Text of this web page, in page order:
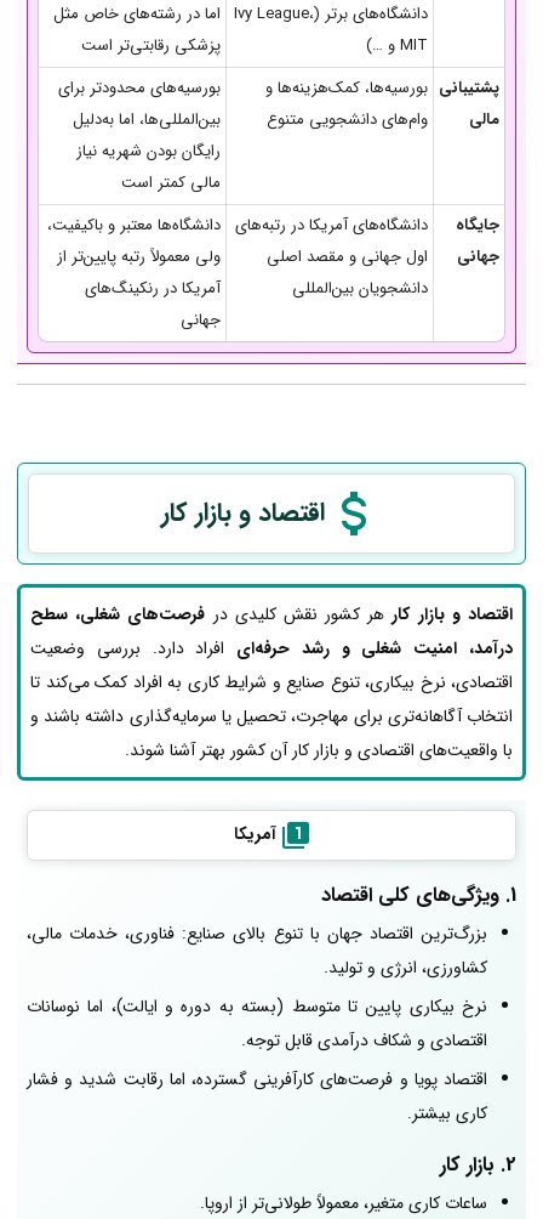
دانشگاه‌های برتر (Ivy League،
MIT و …)
اما در رشته‌های خاص مثل
پزشکی رقابتی‌تر است
پشتیبانی
مالی
بورسیه‌ها، کمک‌هزینه‌ها و
وام‌های دانشجویی متنوع
بورسیه‌های محدودتر برای
بین‌المللی‌ها، اما به‌دلیل
رایگان بودن شهریه نیاز
مالی کمتر است
جایگاه
جهانی
دانشگاه‌های آمریکا در رتبه‌های
اول جهانی و مقصد اصلی
دانشجویان بین‌المللی
دانشگاه‌ها معتبر و باکیفیت،
ولی معمولاً رتبه پایین‌تر از
آمریکا در رنکینگ‌های
جهانی
اقتصاد و بازار کار
اقتصاد و بازار کار هر کشور نقش کلیدی در فرصت‌های شغلی، سطح
درآمد، امنیت شغلی و رشد حرفه‌ای افراد دارد. بررسی وضعیت
اقتصادی، نرخ بیکاری، تنوع صنایع و شرایط کاری به افراد کمک می‌کند تا
انتخاب آگاهانه‌تری برای مهاجرت، تحصیل یا سرمایه‌گذاری داشته باشند و
با واقعیت‌های اقتصادی و بازار کار آن کشور بهتر آشنا شوند.
آمریکا
1. ویژگی‌های کلی اقتصاد
بزرگ‌ترین اقتصاد جهان با تنوع بالای صنایع: فناوری، خدمات مالی،
کشاورزی، انرژی و تولید.
نرخ بیکاری پایین تا متوسط (بسته به دوره و ایالت)، اما نوسانات
اقتصادی و شکاف درآمدی قابل توجه.
اقتصاد پویا و فرصت‌های کارآفرینی گسترده، اما رقابت شدید و فشار
کاری بیشتر.
2. بازار کار
ساعات کاری متغیر، معمولاً طولانی‌تر از اروپا.